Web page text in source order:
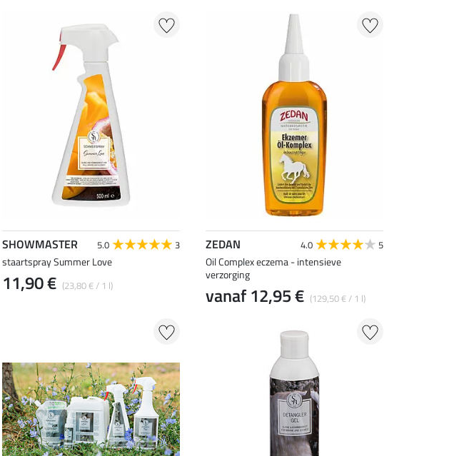
SHOWMASTER 5.0 3
staartspray Summer Love
11,90 € (23,80 € / 1 l)
ZEDAN 4.0 5
Oil Complex eczema - intensieve
verzorging
vanaf 12,95 € (129,50 € / 1 l)